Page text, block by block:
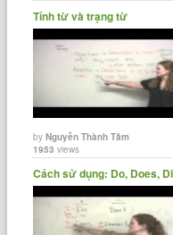
Tính từ và trạng từ
byNguyễn Thành Tâm
1953 views
Cách sử dụng: Do, Does,